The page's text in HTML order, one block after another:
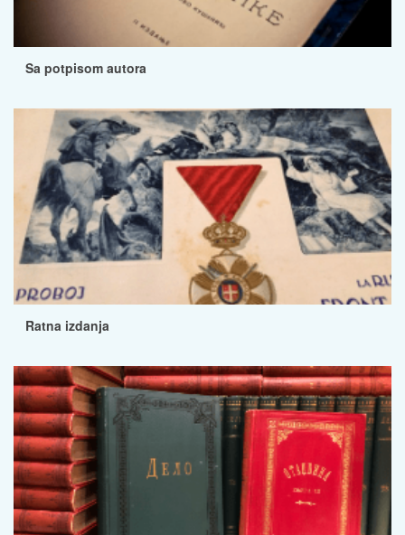
Sa potpisom autora
Ratna izdanja